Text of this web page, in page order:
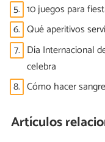
5. 10 juegos para
6. Qué aperitivos
7. Día Internacional
celebra
8. Cómo hacer
Artículos